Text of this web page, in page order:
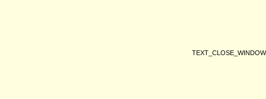
TEXT_CLOSE_WINDOW